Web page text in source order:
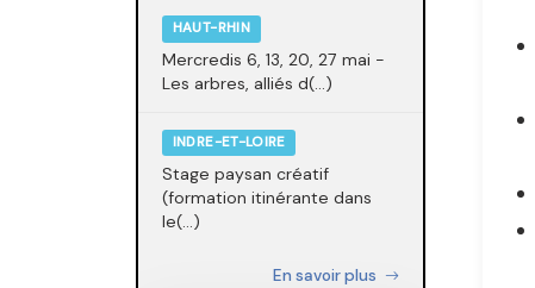
HAUT-RHIN
Mercredis 6, 13, 20, 27 mai -
Les arbres, alliés d(...)
INDRE-ET-LOIRE
Stage paysan créatif
(formation itinérante dans
le(...)
En savoir plus